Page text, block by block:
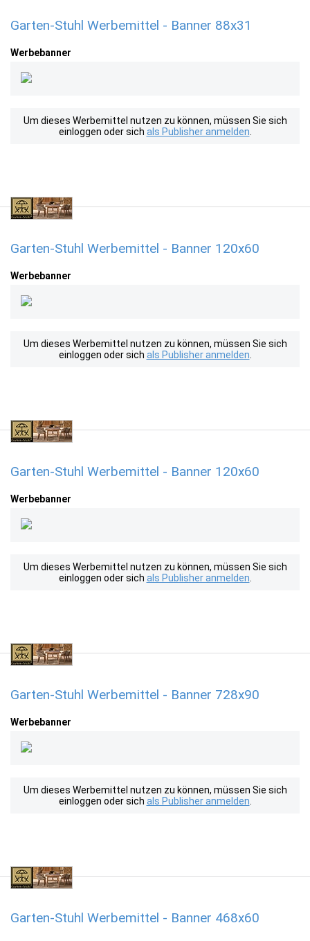
Garten-Stuhl Werbemittel - Banner 88x31
Werbebanner
Um dieses Werbemittel nutzen zu können, müssen Sie sich
einloggen oder sich als Publisher anmelden
Garten-Stuhl Werbemittel - Banner 120x60
Werbebanner
Um dieses Werbemittel nutzen zu können, müssen Sie sich
einloggen oder sich als Publisher anmelden
Garten-Stuhl Werbemittel - Banner 120x60
Werbebanner
Um dieses Werbemittel nutzen zu können, müssen Sie sich
einloggen oder sich als Publisher anmelden
Garten-Stuhl Werbemittel - Banner 728x90
Werbebanner
Um dieses Werbemittel nutzen zu können, müssen Sie sich
einloggen oder sich als Publisher anmelden
Garten-Stuhl Werbemittel - Banner 468x60